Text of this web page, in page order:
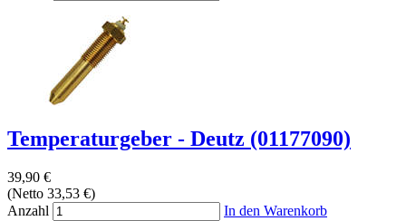
Temperaturgeber - Deutz (01177090)
39,90 €
(Netto 33,53 €)
Anzahl
In den Warenkorb